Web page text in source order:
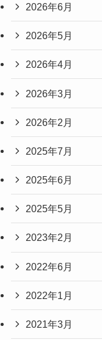
2026年6月
2026年5月
2026年4月
2026年3月
2026年2月
2025年7月
2025年6月
2025年5月
2023年2月
2022年6月
2022年1月
2021年3月